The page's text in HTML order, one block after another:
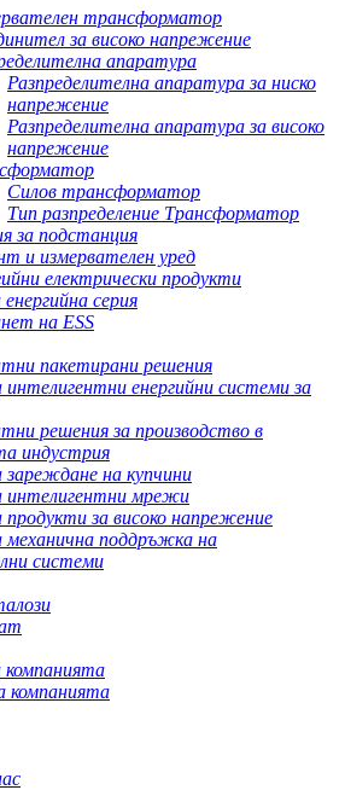
трансформатор
за високо напрежение
апаратура
Разпределителна апаратура за ниско
напрежение
Разпределителна апаратура за високо
напрежение
Силов трансформатор
Тип разпределение Трансформатор
за подстанция
и измервателен уред
електрически продукти
серия
на ESS
пакетирани решения
интелигентни енергийни системи за
решения за производство в
индустрия
зареждане на купчини
интелигентни мрежи
продукти за високо напрежение
механична поддръжка на
системи
компанията
компанията